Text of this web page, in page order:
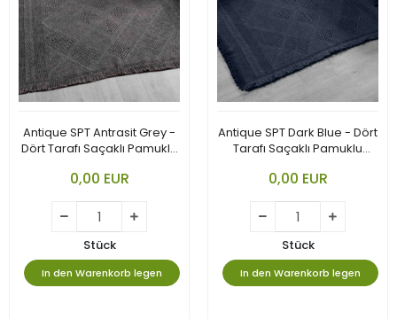
Antique SPT Antrasit Grey -
Dört Tarafı Saçaklı Pamuklu
0,00 EUR
Stück
In den Warenkorb legen
Antique SPT Dark Blue - Dört
Tarafı Saçaklı Pamuklu
0,00 EUR
Stück
In den Warenkorb legen